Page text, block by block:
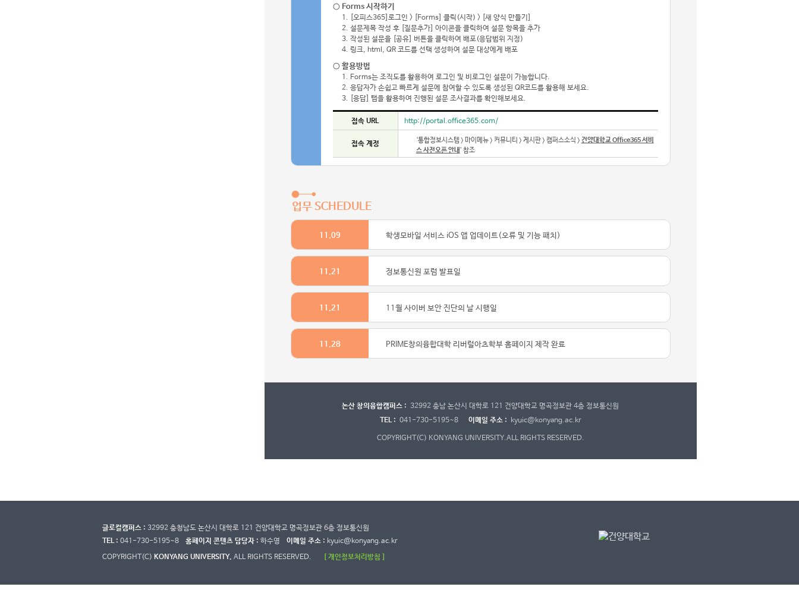
○ Forms 시작하기
1. [오피스365]로그인 > [Forms] 클릭(시작) > [새 양식 만들기]
2. 설문제목 작성 후 [질문추가] 아이콘을 클릭하여 설문 항목을 추가
3. 작성된 설문을 [공유] 버튼을 클릭하여 배포(응답범위 지정)
4. 링크, html, QR 코드를 선택 생성하여 설문 대상에게 배포
○ 활용방법
1. Forms는 조직도를 활용하여 로그인 및 비로그인 설문이 가능합니다.
2. 응답자가 손쉽고 빠르게 설문에 참여할 수 있도록 생성된 QR코드를 활용해 보세요.
3. [응답] 탭을 활용하여 진행된 설문 조사결과를 확인해보세요.
접속 URL http://portal.office365.com/
접속 계정 ‘통합정보시스템 > 마이메뉴 > 커뮤니티 > 게시판 > 캠퍼스소식 > 건양대학교 Office365 서비
스 사전오픈 안내’ 참조
업무 SCHEDULE
11.09 학생모바일 서비스 iOS 앱 업데이트(오류 및 기능 패치)
11.21 정보통신원 포럼 발표일
11.21 11월 사이버 보안 진단의 날 시행일
11.28 PRIME창의융합대학 리버럴아츠학부 홈페이지 제작 완료
논산 창의융합캠퍼스 : 32992 충남 논산시 대학로 121 건양대학교 명곡정보관 4층 정보통신원
TEL : 041-730-5195~8 이메일 주소 : kyuic@konyang.ac.kr
COPYRIGHT(C) KONYANG UNIVERSITY.ALL RIGHTS RESERVED.
글로컬캠퍼스 : 32992 충청남도 논산시 대학로 121 건양대학교 명곡정보관 6층 정보통신원
TEL : 041-730-5195~8 홈페이지 콘텐츠 담당자 : 하수영 이메일 주소 : kyuic@konyang.ac.kr
COPYRIGHT(C) KONYANG UNIVERSITY. ALL RIGHTS RESERVED. [ 개인정보처리방침 ]